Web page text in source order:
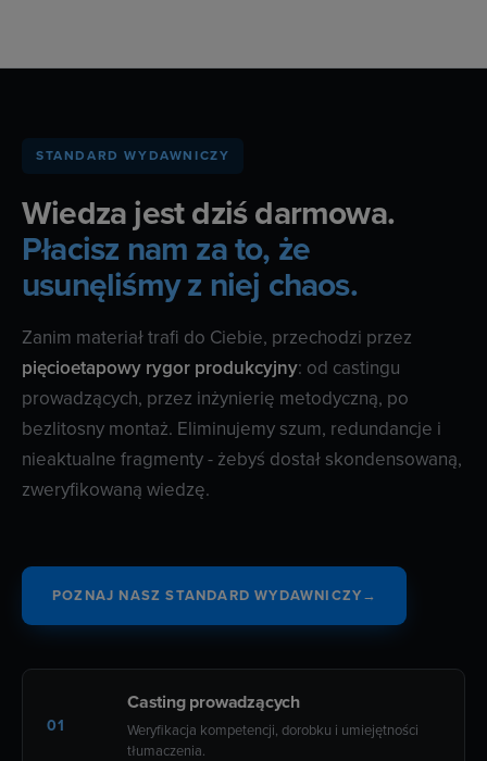
STANDARD WYDAWNICZY
Wiedza jest dziś darmowa.
Płacisz nam za to, że
usunęliśmy z niej chaos.
Zanim materiał trafi do Ciebie, przechodzi przez
pięcioetapowy rygor produkcyjny: od castingu
prowadzących, przez inżynierię metodyczną, po
bezlitosny montaż. Eliminujemy szum, redundancje i
nieaktualne fragmenty - żebyś dostał skondensowaną,
zweryfikowaną wiedzę.
POZNAJ NASZ STANDARD WYDAWNICZY→
01
Casting prowadzących
Weryfikacja kompetencji, dorobku i umiejętności
tłumaczenia.